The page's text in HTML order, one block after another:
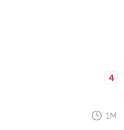
4
1M